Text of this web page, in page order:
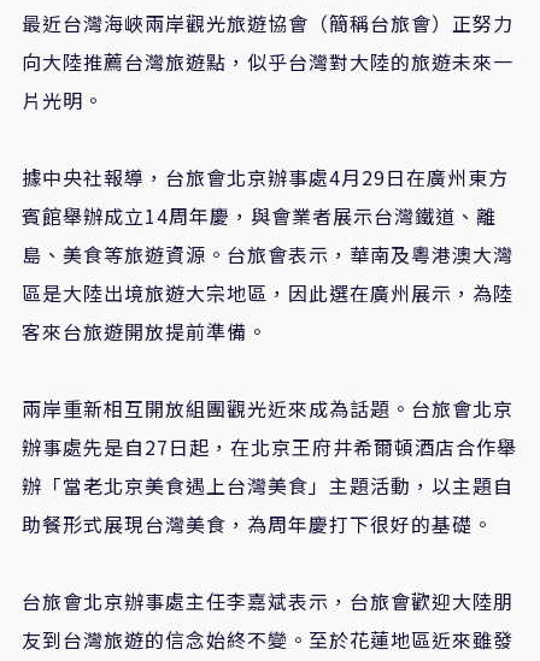
最近台灣海峽兩岸觀光旅遊協會（簡稱台旅會）正努力
向大陸推薦台灣旅遊點，似乎台灣對大陸的旅遊未來一
片光明。
據中央社報導，台旅會北京辦事處4月29日在廣州東方
賓館舉辦成立14周年慶，與會業者展示台灣鐵道、離
島、美食等旅遊資源。台旅會表示，華南及粵港澳大灣
區是大陸出境旅遊大宗地區，因此選在廣州展示，為陸
客來台旅遊開放提前準備。
兩岸重新相互開放組團觀光近來成為話題。台旅會北京
辦事處先是自27日起，在北京王府井希爾頓酒店合作舉
辦「當老北京美食遇上台灣美食」主題活動，以主題自
助餐形式展現台灣美食，為周年慶打下很好的基礎。
台旅會北京辦事處主任李嘉斌表示，台旅會歡迎大陸朋
友到台灣旅遊的信念始終不變。至於花蓮地區近來雖發